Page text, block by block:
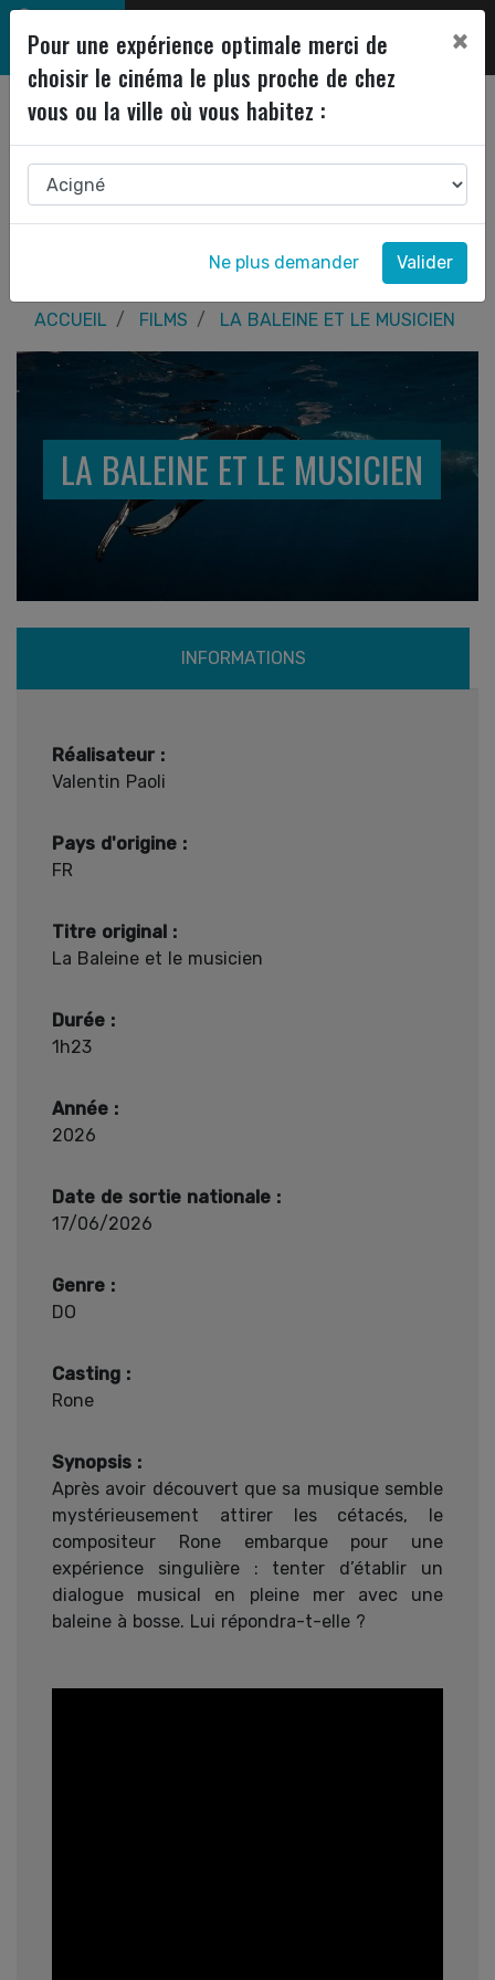
ACCUEIL FILMS LA BALEINE ET LE MUSICIEN
LA BALEINE ET LE MUSICIEN
INFORMATIONS
Réalisateur :
Valentin Paoli
Pays d'origine :
FR
Titre original :
La Baleine et le musicien
Durée :
1h23
Année :
2026
Date de sortie nationale :
17/06/2026
Genre :
DO
Casting :
Rone
Synopsis :
Après avoir découvert que sa musique semble
mystérieusement attirer les cétacés, le
compositeur Rone embarque pour une
expérience singulière : tenter d’établir un
dialogue musical en pleine mer avec une
baleine à bosse. Lui répondra-t-elle ?
Pour une expérience optimale merci de
choisir le cinéma le plus proche de chez
vous ou la ville où vous habitez :
×
Ne plus demander Valider